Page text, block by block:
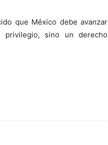
que México debe avanzar
privilegio, sino un derecho